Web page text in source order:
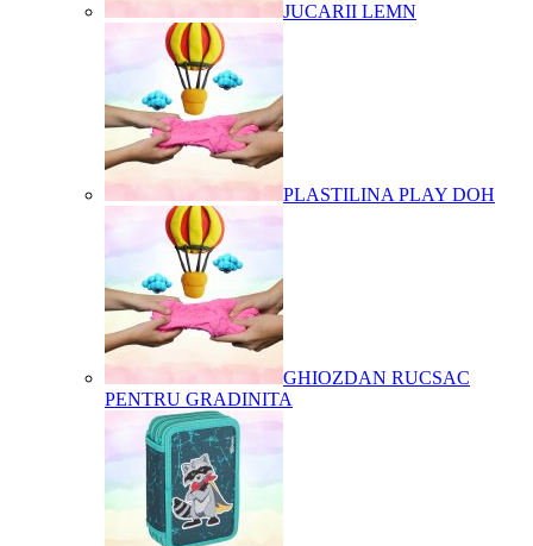
JUCARII LEMN
PLASTILINA PLAY DOH
GHIOZDAN RUCSAC
PENTRU GRADINITA